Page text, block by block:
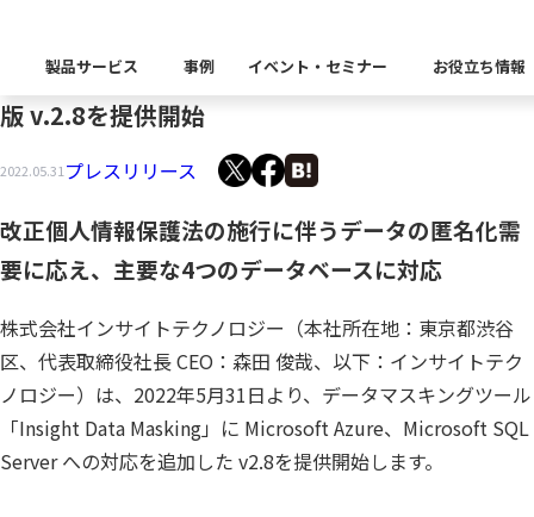
製品サービス
製品カテゴリー別
業界から探す
製品一覧
データ統合／分析
プラットフォーム
データ資産管理ソフトウェア
移行時SQL
テストソフトウェア
データベースDR（災
ソリューション
データ統合データ可視化・活用基盤
データセキュリティ
テスト自動化・
課題から探す
課題に関する製品をこちら
仮想環境（VMware）
異種データベース移行
キーワードから探す
業界から探す
業界特有の課題・ユースケ
金融・保険業
卸売・小売業
製造業
Insight Masking
事例 イベント・セミナー
イベント セミナー
お役立ち情報
Insight Blog CxOリレーブログ
企業理念 代表あいさつ
アクセス パートナー
AIを強化した「Insight Data Masking」の最新
版 v.2.8を提供開始
2022.05.31 プレスリリース
改正個人情報保護法の施行に伴うデータの匿名化需
要に応え、主要な4つのデータベースに対応
株式会社インサイトテクノロジー（本社所在地：東京都渋谷
区、代表取締役社長 CEO：森田 俊哉、以下：インサイトテク
ノロジー）は、2022年5月31日より、データマスキングツール
「Insight Data Masking」に Microsoft Azure、Microsoft SQL
Server への対応を追加した v2.8を提供開始します。